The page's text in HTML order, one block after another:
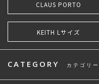
CLAUS PORTO
KEITH Lサイズ
CATEGORY カテゴリ